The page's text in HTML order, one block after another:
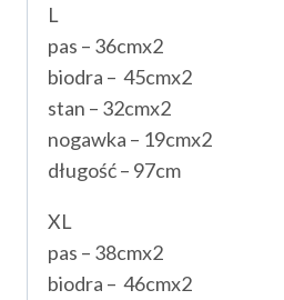
L
pas – 36cmx2
biodra – 45cmx2
stan – 32cmx2
nogawka – 19cmx2
długość – 97cm
XL
pas – 38cmx2
biodra – 46cmx2